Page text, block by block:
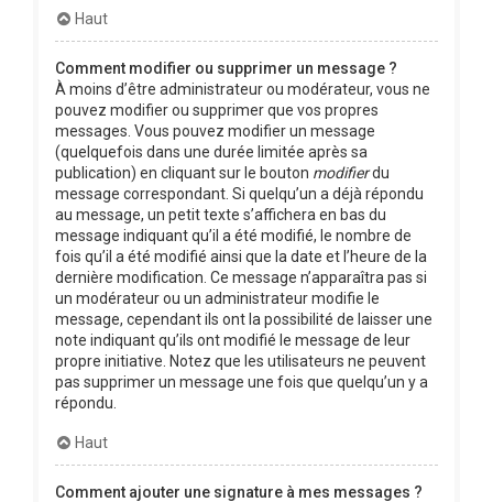
Haut
Comment modifier ou supprimer un message ?
À moins d’être administrateur ou modérateur, vous ne
pouvez modifier ou supprimer que vos propres
messages. Vous pouvez modifier un message
(quelquefois dans une durée limitée après sa
publication) en cliquant sur le bouton modifierdu
message correspondant. Si quelqu’un a déjà répondu
au message, un petit texte s’affichera en bas du
message indiquant qu’il a été modifié, le nombre de
fois qu’il a été modifié ainsi que la date et l’heure de la
dernière modification. Ce message n’apparaîtra pas si
un modérateur ou un administrateur modifie le
message, cependant ils ont la possibilité de laisser une
note indiquant qu’ils ont modifié le message de leur
propre initiative. Notez que les utilisateurs ne peuvent
pas supprimer un message une fois que quelqu’un y a
répondu.
Haut
Comment ajouter une signature à mes messages ?